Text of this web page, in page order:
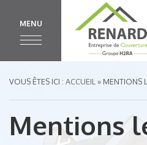
MENU
VOUS ÊTES ICI : ACCUEIL » MENTIONS
Mentions